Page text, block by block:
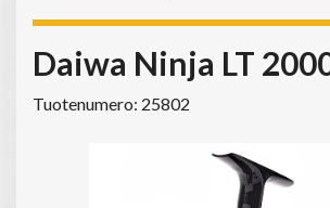
Daiwa Ninja LT
Tuotenumero: 25802